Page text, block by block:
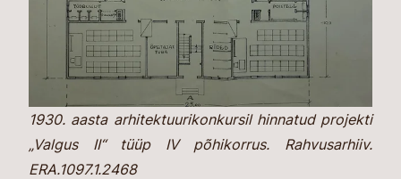
1930. aasta arhitektuurikonkursil hinnatud projekti
„Valgus II“ tüüp IV põhikorrus. Rahvusarhiiv.
ERA.1097.1.2468